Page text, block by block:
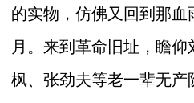
的实物，仿佛又回到那血
月。来到革命旧址，瞻
枫、 张劲夫等老一辈无产